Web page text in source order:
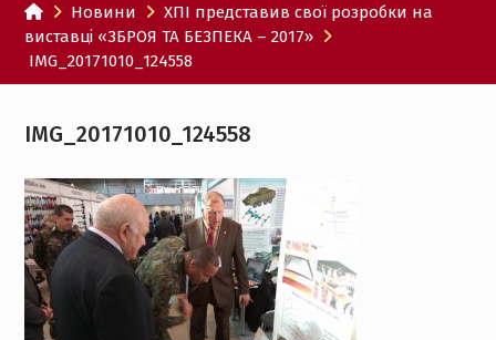
партнерства
Новини
ХПІ представив свої розробки на
виставці «ЗБРОЯ ТА БЕЗПЕКА – 2017»
IMG_20171010_124558
IMG_20171010_124558